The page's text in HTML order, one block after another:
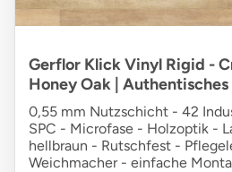
Gerflor Klick Vinyl Rigid -
Honey Oak |
0,55 mm Nutzschicht - 42
SPC - Microfase - Holzoptik -
hellbraun - Rutschfest -
Weichmacher - einfache